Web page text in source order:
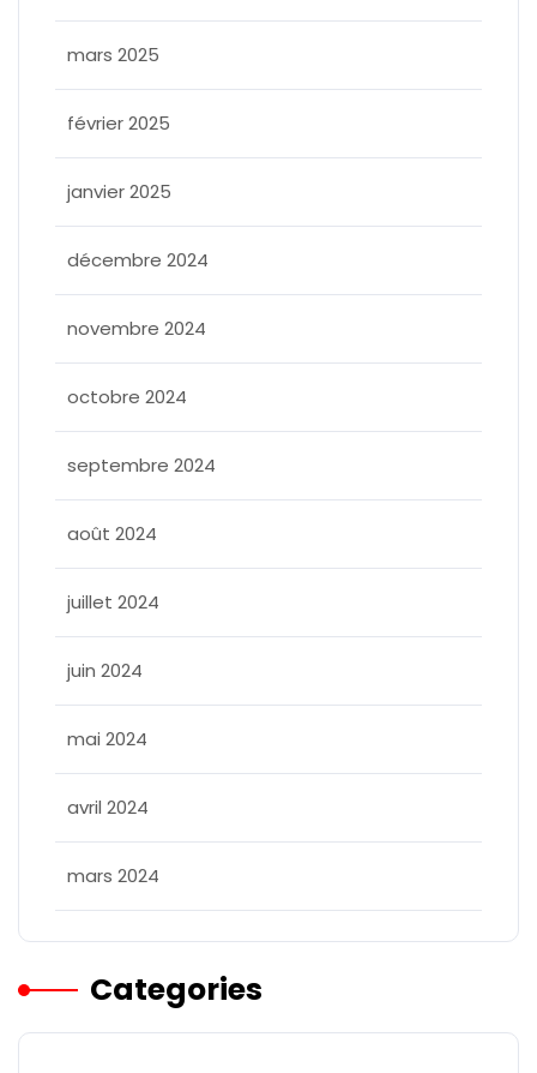
mars 2025
février 2025
janvier 2025
décembre 2024
novembre 2024
octobre 2024
septembre 2024
août 2024
juillet 2024
juin 2024
mai 2024
avril 2024
mars 2024
Categories